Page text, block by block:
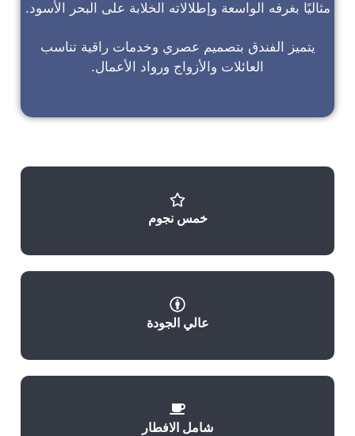
مثاليًا بغرفه الواسعة وإطلالاته الخلابة على البحر الأسود.
يتميز الفندق بتصميم عصري وخدمات راقية تناسب
العائلات والأزواج ورواد الأعمال.
خمس نجوم
عالي الجودة
شامل الافطار